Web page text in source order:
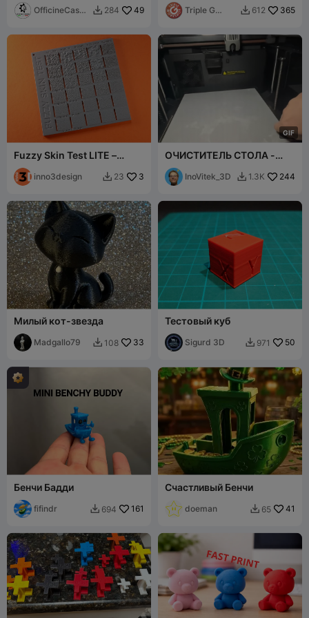
OfficineCaspe
 284 49
7 моделей
Triple G
 612 365
Fuzzy Skin Test LITE –
Sample Plate for 5 Pattern
Typesinno3design  23 3
GIF
ОЧИСТИТЕЛЬ СТОЛА -
НЕВЕРОЯТНОЕ
УДОВОЛЬСТВИЕ
InoVitek_3D  1.3K 244
Милый кот-звезда
Madgallo79  108 33
Тестовый куб
Sigurd 3D  971 50
Бенчи Бадди
fifindr  694 161
Счастливый Бенчи
doeman  65 41